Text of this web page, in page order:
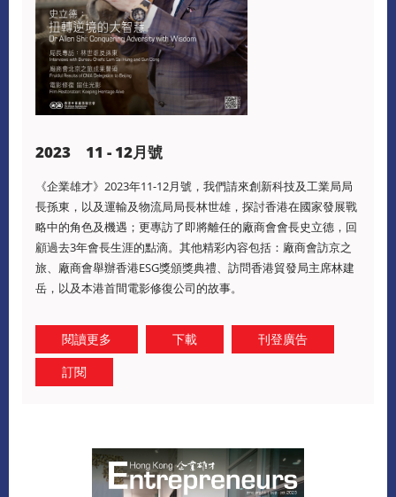
2023 11 - 12月號
《企業雄才》2023年11-12月號，我們請來創新科技及工業局局
長孫東，以及運輸及物流局局長林世雄，探討香港在國家發展戰
略中的角色及機遇；更專訪了即將離任的廠商會會長史立德，回
顧過去3年會長生涯的點滴。其他精彩內容包括：廠商會訪京之
旅、廠商會舉辦香港ESG獎頒獎典禮、訪問香港貿發局主席林建
岳，以及本港首間電影修復公司的故事。
閱讀更多 下載
刊登廣告
訂閱